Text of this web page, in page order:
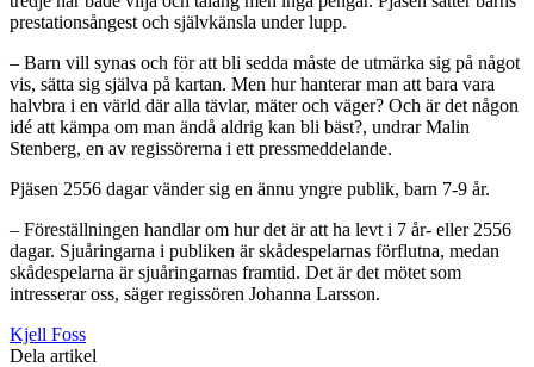
prestationsångest och självkänsla under lupp.
– Barn vill synas och för att bli sedda måste de utmärka sig på något
vis, sätta sig själva på kartan. Men hur hanterar man att bara vara
halvbra i en värld där alla tävlar, mäter och väger? Och är det någon
idé att kämpa om man ändå aldrig kan bli bäst?, undrar Malin
Stenberg, en av regissörerna i ett pressmeddelande.
Pjäsen 2556 dagar vänder sig en ännu yngre publik, barn 7-9 år.
– Föreställningen handlar om hur det är att ha levt i 7 år- eller 2556
dagar. Sjuåringarna i publiken är skådespelarnas förflutna, medan
skådespelarna är sjuåringarnas framtid. Det är det mötet som
intresserar oss, säger regissören Johanna Larsson.
Kjell Foss
Dela artikel